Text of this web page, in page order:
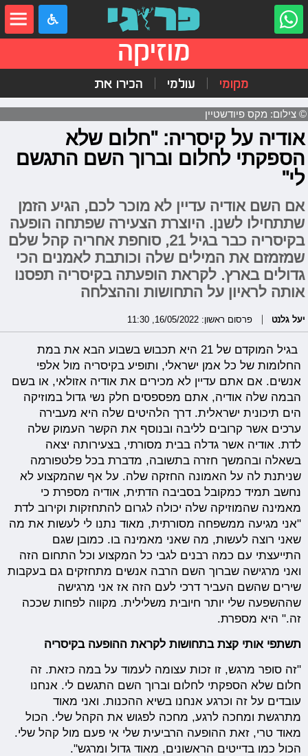
מוזיקה
מקומי עולמי הכירו את
© צילום: מקס פיודשטיין
אודיה על קיסריה: "חלום שלא
הספקתי לחלום וברוך השם התגשם
לי"
אם השם אודיה עדיין לא מוכר לכם, הגיע הזמן
שתתחילו לשנן. היוצרת הצעירה שפתחה הופעה
בקיסריה כבר בגיל 21, סוחפת אחריה קהל שלם
שמזמזם את המילים שלה וכותבת לאמנים הכי
גדולים בארץ. לקראת הופעתה בקיסריה תפסנו
אותה לראיון על התחושות וההצלחה
יעל גלנט פרסום ראשון: 16/05/2022, 11:30
בגיל המוקדם של 21 היא תכבוש בשבוע הבא את במת
החלומות של כל אמן ישראלי, ותופיע בקיסריה מול אלפי
אנשים. אם אתם עדיין לא מכירים את אודיה אזולאי, או בשם
הבמה שלה אודיה, אתם מפספסים חלק נשי גדול במוזיקה
הים תיכונית ישראלית. דרך הלהיטים שלה היא מעבירה
ערכים אשר קרובים לליבה ובנוסף את הקשר העמוק שלה
לדת. אודיה אשר גדלה בבית מסורתי, בצעירותה יצאה
בשאלה ובהמשך חזרה בתשובה, מדברת בכל פלטפורמה
שניתנת לה על האמונה החזקה שלה. על אף שהמקצוע לא
נחשב תמיד כמקובל בסביבה הדתית, אודיה מספרת כי
מאמינה שהמוזיקה שלה יכולה לגרום להתחזקות וקירוב לדת
"אני מגיעה ממשפחה מסורתית, מאוד נתנו לי לעשות את מה
שאני רוצה לעשות, מה שאני מאמינה בו. כמובן שגם
התייעצתי עם כמה רבנים לגבי כל המקצוע וכל התחום הזה
ואני מרגישה שברוך השם הרבה אנשים מתחזקים גם בעקבות
שירים שהשם העביר דרכי לעם הזה אז אני מרגישה
שההשפעה שלי יותר חיובית משלילית. מקווה לפחות שככה
זה." היא מספרת.
תשתפי אותי קצת בתחושות לקראת ההופעה בקיסריה
"זה סופר מרגש, זו זכות עצומה לעמוד על במה כזאת. זה
חלום שלא הספקתי לחלום וברוך השם התגשם לי. אנחנו
עובדים על זה וכרגע אנחנו בשיא ההכנות. ואני מאוד
מתרגשת ומחכה לרגע, מחכה לפגוש את הקהל שלי. הכול
מאוד טרי, זאת ההופעה הרביעית שלי אי פעם מול קהל שלי.
הכול כמו בדייטים הראשונים, מאוד גדול ומרגש".